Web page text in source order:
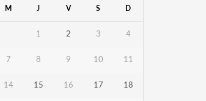
M J V S D
1 2 3 4
7 8 9 10 11
14 15 16 17 18